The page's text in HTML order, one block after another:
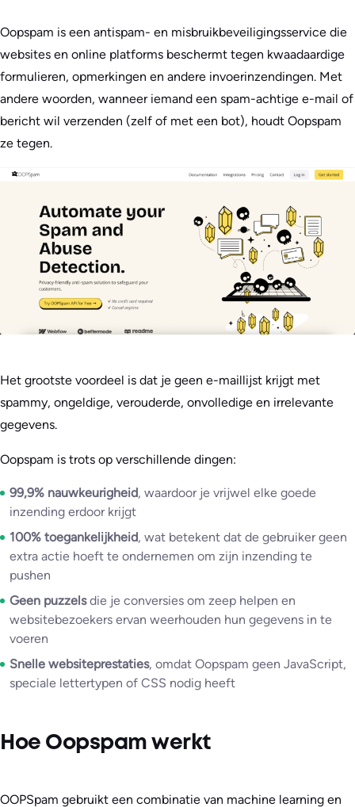
Oopspam is een antispam- en misbruikbeveiligingsservice die
websites en online platforms beschermt tegen kwaadaardige
formulieren, opmerkingen en andere invoerinzendingen. Met
andere woorden, wanneer iemand een spam-achtige e-mail of
bericht wil verzenden (zelf of met een bot), houdt Oopspam
ze tegen.
Het grootste voordeel is dat je geen e-maillijst krijgt met
spammy, ongeldige, verouderde, onvolledige en irrelevante
gegevens.
Oopspam is trots op verschillende dingen:
99,9% nauwkeurigheid, waardoor je vrijwel elke goede
inzending erdoor krijgt
100% toegankelijkheid, wat betekent dat de gebruiker geen
extra actie hoeft te ondernemen om zijn inzending te
pushen
Geen puzzelsdie je conversies om zeep helpen en
websitebezoekers ervan weerhouden hun gegevens in te
voeren
Snelle websiteprestaties, omdat Oopspam geen JavaScript,
speciale lettertypen of CSS nodig heeft
Hoe Oopspam werkt
OOPSpam gebruikt een combinatie van machine learning en